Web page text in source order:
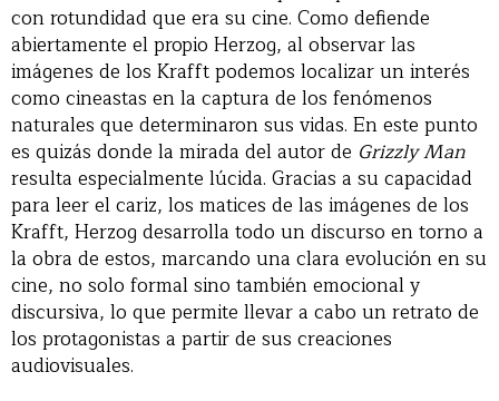
con rotundidad que era su cine. Como defiende
abiertamente el propio Herzog, al observar las
imágenes de los Krafft podemos localizar un interés
como cineastas en la captura de los fenómenos
naturales que determinaron sus vidas. En este punto
es quizás donde la mirada del autor de Grizzly Man
resulta especialmente lúcida. Gracias a su capacidad
para leer el cariz, los matices de las imágenes de los
Krafft, Herzog desarrolla todo un discurso en torno a
la obra de estos, marcando una clara evolución en su
cine, no solo formal sino también emocional y
discursiva, lo que permite llevar a cabo un retrato de
los protagonistas a partir de sus creaciones
audiovisuales.